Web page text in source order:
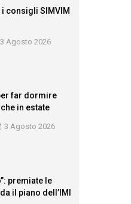
consigli SIMVIM
3 Agosto 2026
far dormire
in estate
3 Agosto 2026
premiate le
il piano dell’IMI